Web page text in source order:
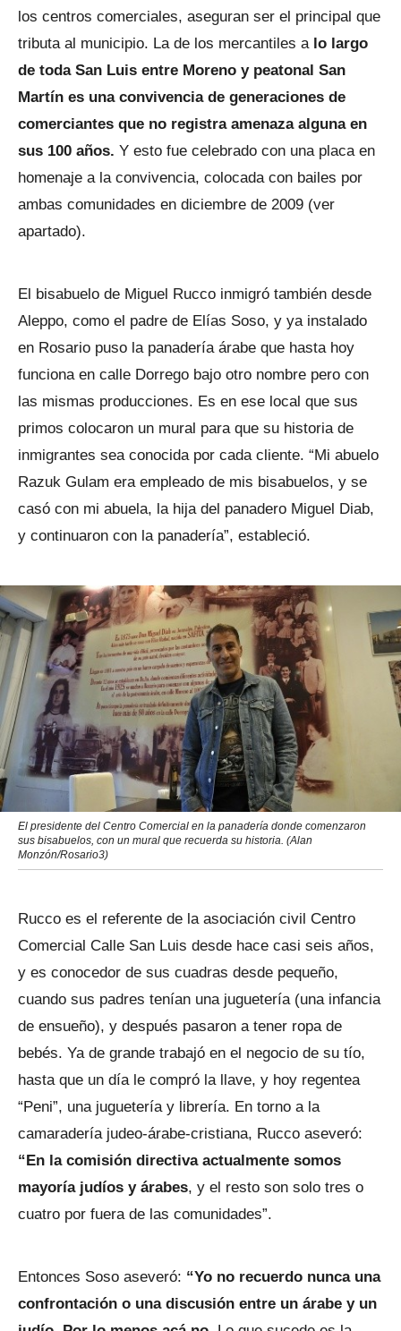
los centros comerciales, aseguran ser el principal que
tributa al municipio. La de los mercantiles a lo largo
de toda San Luis entre Moreno y peatonal San
Martín es una convivencia de generaciones de
comerciantes que no registra amenaza alguna en
sus 100 años. Y esto fue celebrado con una placa en
homenaje a la convivencia, colocada con bailes por
ambas comunidades en diciembre de 2009 (ver
apartado).
El bisabuelo de Miguel Rucco inmigró también desde
Aleppo, como el padre de Elías Soso, y ya instalado
en Rosario puso la panadería árabe que hasta hoy
funciona en calle Dorrego bajo otro nombre pero con
las mismas producciones. Es en ese local que sus
primos colocaron un mural para que su historia de
inmigrantes sea conocida por cada cliente. “Mi abuelo
Razuk Gulam era empleado de mis bisabuelos, y se
casó con mi abuela, la hija del panadero Miguel Diab,
y continuaron con la panadería”, estableció.
El presidente del Centro Comercial en la panadería donde comenzaron
sus bisabuelos, con un mural que recuerda su historia. (Alan
Monzón/Rosario3)
Rucco es el referente de la asociación civil Centro
Comercial Calle San Luis desde hace casi seis años,
y es conocedor de sus cuadras desde pequeño,
cuando sus padres tenían una juguetería (una infancia
de ensueño), y después pasaron a tener ropa de
bebés. Ya de grande trabajó en el negocio de su tío,
hasta que un día le compró la llave, y hoy regentea
“Peni”, una juguetería y librería. En torno a la
camaradería judeo-árabe-cristiana, Rucco aseveró:
“En la comisión directiva actualmente somos
mayoría judíos y árabes, y el resto son solo tres o
cuatro por fuera de las comunidades”.
Entonces Soso aseveró: “Yo no recuerdo nunca una
confrontación o una discusión entre un árabe y un